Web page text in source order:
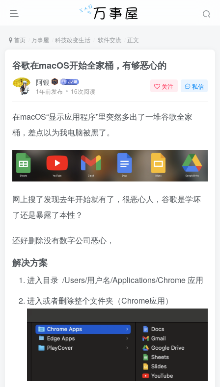
首页 万事屋 科技改变生活 软件交流 正文
谷歌在macOS开始全家桶，有够恶心的
阿银
1年前发布 16次阅读
关注 私信
在macOS“显示应用程序”里突然多出了一堆谷歌全家
桶，差点以为我电脑被黑了。
网上搜了发现去年开始就有了，很恶心人，谷歌是学坏
了还是暴露了本性？
还好删除没有数字公司恶心，
解决方案
进入目录 /Users/用户名/Applications/Chrome 应用
进入或者删除整个文件夹（Chrome应用）